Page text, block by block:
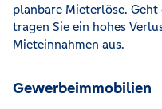
planbare Mieterlöse.
tragen Sie ein hohes
Mieteinnahmen aus.
Gewerbeimmobilien